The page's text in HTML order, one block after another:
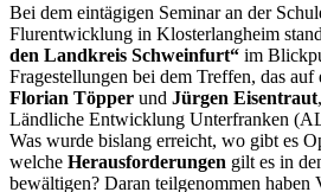
Bei dem eintägigen Seminar an der
Flurentwicklung in Klosterlangheim
den Landkreis Schweinfurt“ im
Fragestellungen bei dem Treffen, das
Florian Töpper und Jürgen Eisentraut
Ländliche Entwicklung Unterfranken
Was wurde bislang erreicht, wo gibt es
welche Herausforderungen gilt es in
bewältigen? Daran teilgenommen haben